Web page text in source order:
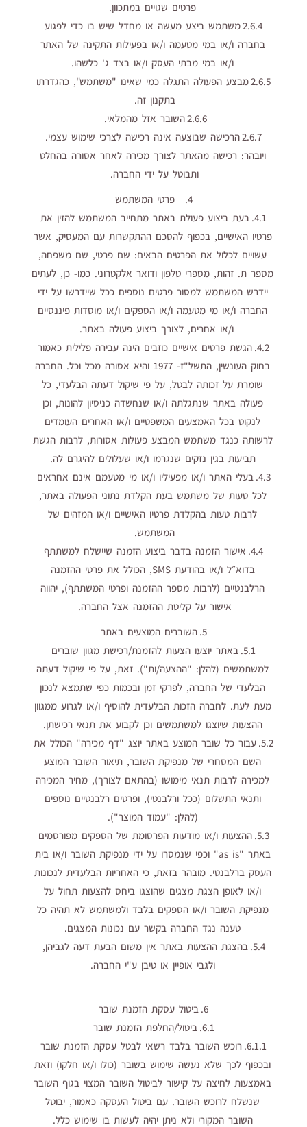
פרטים שגויים במתכוון.
2.6.4 משתמש ביצע מעשה או מחדל שיש בו כדי לפגוע
בחברה ו/או במי מטעמה ו/או בפעילות התקינה של האתר
ו/או במי מבתי העסק ו/או בצד ג' כלשהו.
2.6.5 מבצע הפעולה התגלה כמי שאינו "משתמש", כהגדרתו
בתקנון זה.
2.6.6 השובר אזל מהמלאי.
2.6.7 הרכישה שבוצעה אינה רכישה לצרכי שימוש עצמי.
ויובהר: רכישה מהאתר לצורך מכירה לאחר אסורה בהחלט
ותבוטל על ידי החברה.
4. ‏ ‏ פרטי המשתמש
4.1. בעת ביצוע פעולת באתר מתחייב המשתמש להזין את
פרטיו האישיים, בכפוף להסכם ההתקשרות עם המעסיק, אשר
עשויים לכלול את הפרטים הבאים: שם פרטי, שם משפחה,
מספר ת. זהות, מספרי טלפון ודואר אלקטרוני. כמו- כן, לעתים
יידרש המשתמש למסור פרטים נוספים ככל שיידרשו על ידי
החברה ו/או מי מטעמה ו/או הספקים ו/או מוסדות פיננסיים
ו/או אחרים, לצורך ביצוע פעולה באתר.
4.2. הגשת פרטים אישיים כוזבים הינה עבירה פלילית כאמור
בחוק העונשין, התשל"ז- 1977 והיא אסורה מכל וכל. החברה
שומרת על זכותה לבטל, על פי שיקול דעתה הבלעדי, כל
פעולה באתר שנתגלתה ו/או שנחשדה כניסיון להונות, וכן
לנקוט בכל האמצעים המשפטיים ו/או האחרים העומדים
לרשותה כנגד משתמש המבצע פעולות אסורות, לרבות הגשת
תביעות בגין נזקים שנגרמו ו/או שעלולים להיגרם לה.
4.3. בעלי האתר ו/או מפעיליו ו/או מי מטעמם אינם אחראים
לכל טעות של משתמש בעת הקלדת נתוני הפעולה באתר,
לרבות טעות בהקלדת פרטיו האישיים ו/או המזהים של
המשתמש.
4.4. ‏אישור הזמנה בדבר ביצוע הזמנה שיישלח למשתתף
בדוא״ל ו/או בהודעת SMS, הכולל את פרטי ההזמנה
הרלבנטיים (לרבות מספר ההזמנה ופרטי המשתתף), יהווה
אישור על קליטת ההזמנה אצל החברה.
5. השוברים המוצעים באתר
5.1. באתר יוצעו הצעות להזמנת/רכישת מגוון שוברים
למשתמשים (להלן: "ההצעה/ות"). זאת, על פי שיקול דעתה
הבלעדי של החברה, לפרקי זמן ובכמות כפי שתמצא לנכון
מעת לעת. לחברה הזכות הבלעדית להוסיף ו/או לגרוע ממגוון
ההצעות שיוצגו למשתמשים וכן לקבוע את תנאי רכישתן.
5.2. עבור כל שובר המוצע באתר יוצג "דף מכירה" הכולל את
השם המסחרי של מנפיקת השובר, תיאור השובר המוצע
למכירה לרבות תנאי מימושו (בהתאם לצורך), מחיר המכירה
ותנאי התשלום (ככל ורלבנטי), ופרטים רלבנטיים נוספים
(להלן: "עמוד המוצר").
5.3. ההצעות ו/או מודעות הפרסומת של הספקים מפורסמים
באתר "as is" וכפי שנמסרו על ידי מנפיקת השובר ו/או בית
העסק ברלבנטי. מובהר בזאת, כי האחריות הבלעדית לנכונות
ו/או לאופן הצגת מצגים שהוצגו ביחס להצעות תחול על
מנפיקת השובר ו/או הספקים בלבד ולמשתמש לא תהיה כל
טענה נגד החברה בקשר עם נכונות המצגים.
5.4. בהצגת ההצעות באתר אין משום הבעת דעה לגביהן,
ולגבי אופיין או טיבן ע"י החברה.
6. ביטול עסקת הזמנת שובר
6.1. ביטול/החלפת הזמנת שובר
6.1.1. רוכש השובר בלבד רשאי לבטל עסקת הזמנת שובר
ובכפוף לכך שלא נעשה שימוש בשובר (כולו ו/או חלקו) וזאת
באמצעות לחיצה על קישור לביטול השובר המצוי בגוף השובר
שנשלח לרוכש השובר. עם ביטול העסקה כאמור, יבוטל
השובר המקורי ולא ניתן יהיה לעשות בו שימוש כלל.